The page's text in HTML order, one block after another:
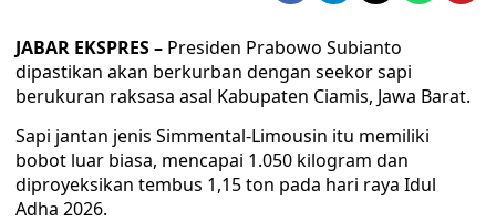
JABAR EKSPRES – Presiden Prabowo Subianto
dipastikan akan berkurban dengan seekor sapi
berukuran raksasa asal Kabupaten Ciamis, Jawa Barat.
Sapi jantan jenis Simmental-Limousin itu memiliki
bobot luar biasa, mencapai 1.050 kilogram dan
diproyeksikan tembus 1,15 ton pada hari raya Idul
Adha 2026.